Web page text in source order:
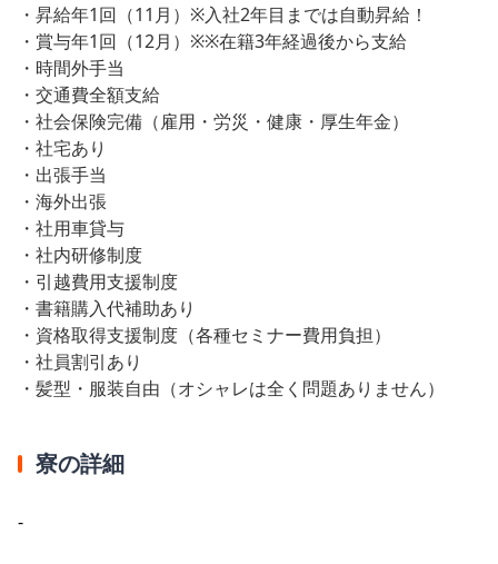
・昇給年1回（11月）※入社2年目までは自動昇給！
・賞与年1回（12月）※※在籍3年経過後から支給
・時間外手当
・交通費全額支給
・社会保険完備（雇用・労災・健康・厚生年金）
・社宅あり
・出張手当
・海外出張
・社用車貸与
・社内研修制度
・引越費用支援制度
・書籍購入代補助あり
・資格取得支援制度（各種セミナー費用負担）
・社員割引あり
・髪型・服装自由（オシャレは全く問題ありません）
寮の詳細
-